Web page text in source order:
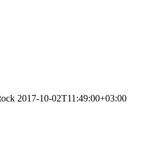
2017-10-02T11:49:00+03:00